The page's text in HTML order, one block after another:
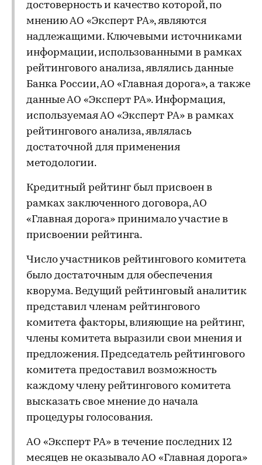
достоверность и качество которой, по
мнению АО «Эксперт РА», являются
надлежащими. Ключевыми источниками
информации, использованными в рамках
рейтингового анализа, являлись данные
Банка России, АО «Главная дорога», а также
данные АО «Эксперт РА». Информация,
используемая АО «Эксперт РА» в рамках
рейтингового анализа, являлась
достаточной для применения
методологии.
Кредитный рейтинг был присвоен в
рамках заключенного договора, АО
«Главная дорога» принимало участие в
присвоении рейтинга.
Число участников рейтингового комитета
было достаточным для обеспечения
кворума. Ведущий рейтинговый аналитик
представил членам рейтингового
комитета факторы, влияющие на рейтинг,
члены комитета выразили свои мнения и
предложения. Председатель рейтингового
комитета предоставил возможность
каждому члену рейтингового комитета
высказать свое мнение до начала
процедуры голосования.
АО «Эксперт РА» в течение последних 12
месяцев не оказывало АО «Главная дорога»